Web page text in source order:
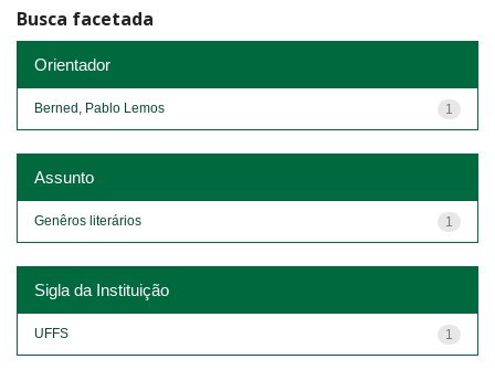
Busca facetada
Orientador
1
Berned, Pablo Lemos
Assunto
1
Genêros literários
Sigla da Instituição
1
UFFS